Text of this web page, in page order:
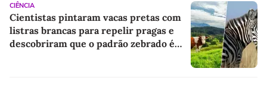
CIÊNCIA
Cientistas pintaram vacas pretas com
listras brancas para repelir pragas e
descobriram que o padrão zebrado é